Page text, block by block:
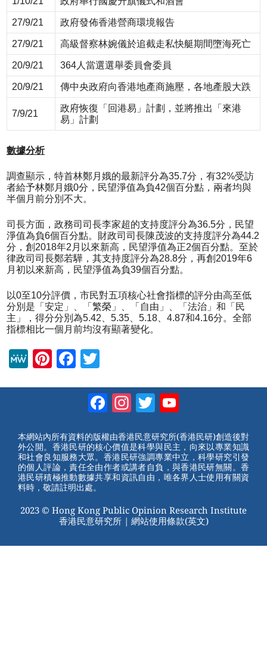
27/9/21 政府發佈香港營商環境報告
27/9/21 高級督察林婉儀於追截走私快艇期間墮海死亡
20/9/21 364人當選選舉委員會委員
20/9/21 傳中央政府向香港地產商施壓，各地產股大跌
7/9/21
政府恢復「回港易」計劃，並將推出「來港
易」計劃
數據分析
調查顯示，特首林鄭月娥的最新評分為35.7分，有32%受訪
者給予林鄭月娥0分，民望淨值為負42個百分點，兩者均與
半個月前分別不大。
司長方面，政務司司長李家超的支持度評分為36.5分，民望
淨值為負6個百分點。財政司司長陳茂波的支持度評分為44.2
分，創2018年2月以來新高，民望淨值為正2個百分點。至於
律政司司長鄭若驊，其支持度評分為28.8分，再創2019年6
月初以來新高，民望淨值為負39個百分點。
以0至10分評價，市民對五項核心社會指標的評分由高至低
分別是「安定」、「繁榮」、「自由」、「法治」和「民
主」，得分分別為5.42、5.35、5.18、4.87和4.16分。全部
指標相比一個月前均沒有顯著變化。
M
Pi
st
F
b
o
o
k
tt
er
Facebook
Instagram
Twitter
本網站內所有資料的版權由香港民意研究所(香港民研)創造後對
外公開。香港民研的核心價值是科學與民主，向來以專業知識
和社會良知服務大眾。香港民研強調專業中立，科學研究引發
的個人評論，責任全由作者或講者自負，與香港民研無關。香
港民研積極推動數據共享和資訊自由，唯各界人士使用有關資
料時，敬請註明出處。
2023 © Hong Kong Public Opinion Research Institute
香港民意研究所 | 網站使用條款(英文)